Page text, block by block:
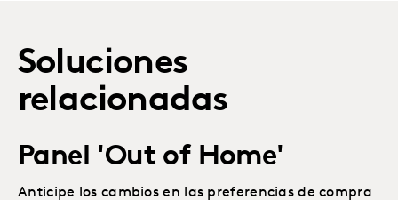
Soluciones
relacionadas
Panel 'Out of Home'
Anticipe los cambios en las preferencias de compra